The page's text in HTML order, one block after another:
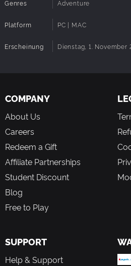
Genres Adventure
Platform PC | MAC
Erscheinung Dienstag, 1. November
COMPANY
About Us
Careers
Redeem a Gift
Affiliate Partnerships
Student Discount
Blog
Free to Play
SUPPORT
Help & Support